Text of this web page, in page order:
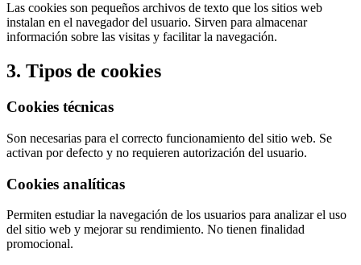
Las cookies son pequeños archivos de texto que los sitios web
instalan en el navegador del usuario. Sirven para almacenar
información sobre las visitas y facilitar la navegación.
3. Tipos de cookies
Cookies técnicas
Son necesarias para el correcto funcionamiento del sitio web. Se
activan por defecto y no requieren autorización del usuario.
Cookies analíticas
Permiten estudiar la navegación de los usuarios para analizar el uso
del sitio web y mejorar su rendimiento. No tienen finalidad
promocional.